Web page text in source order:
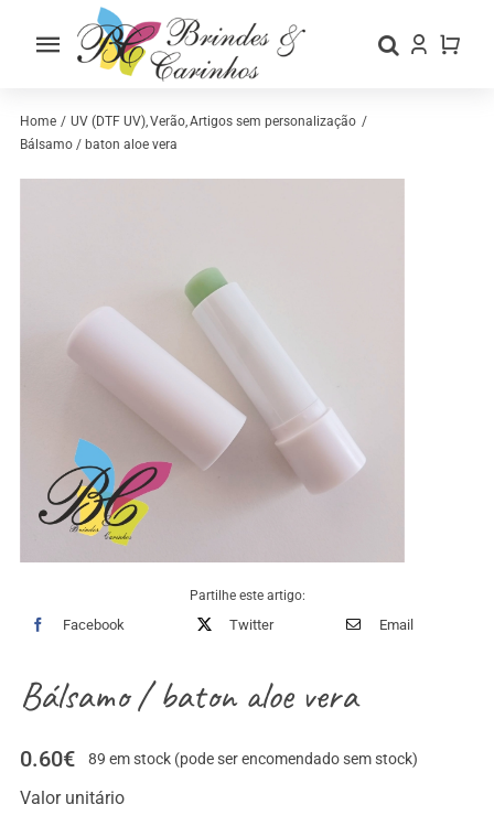
Toggle
Home
Home UV (DTF UV) Verão Artigos sem personalização
Bálsamo / baton aloe vera
Partilhe este artigo:
Facebook Twitter Email
Bálsamo / baton aloe vera
0.60€ 89 em stock (pode ser encomendado sem stock)
Valor unitário